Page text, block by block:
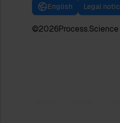
English Legal
©2026Process.Science